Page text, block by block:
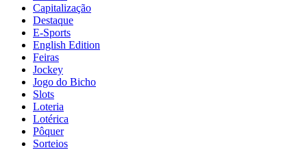
Capitalização
Destaque
E-Sports
English Edition
Feiras
Jockey
Jogo do Bicho
Slots
Loteria
Lotérica
Pôquer
Sorteios